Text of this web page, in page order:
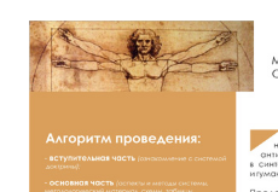
Международный
Авторское кино Олега